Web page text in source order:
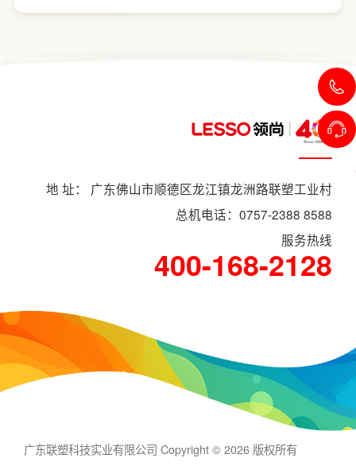
护。LESSO领尚前置过滤器 LS801Q（升级
地 址： 广东佛山市顺德区龙江镇龙洲路联塑工业村
总机电话：0757-2388 8588
服务热线
400-168-2128
广东联塑科技实业有限公司 Copyright © 2026 版权所有